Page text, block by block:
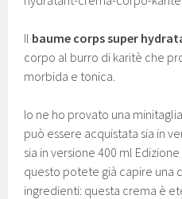
Il baume corps super
corpo al burro di karitè che
morbida e tonica.
Io ne ho provato una
può essere acquistata sia in
sia in versione 400 ml
questo potete già capire una
ingredienti: questa crema è